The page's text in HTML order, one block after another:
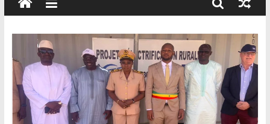
policière contre le narcotrafic